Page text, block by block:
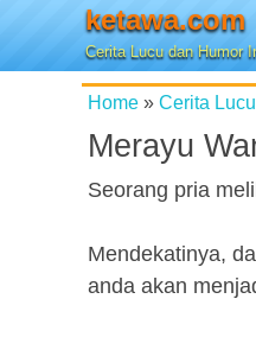
ketawa.com
Cerita Lucu dan Humor
Home » Cerita
Merayu
Seorang pria
Mendekatinya,
anda akan